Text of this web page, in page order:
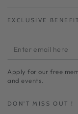
EXCLUSIVE
Enter
here
Apply for our free
and events.
DON'T MISS OUT !